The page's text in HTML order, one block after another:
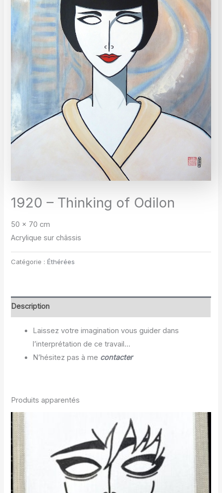
1920 – Thinking of Odilon
50 x 70 cm
Acrylique sur châssis
Catégorie :Éthérées
Description
Laissez votre imagination vous guider dans
l’interprétation de ce travail…
N’hésitez pas à me contacter
Produits apparentés